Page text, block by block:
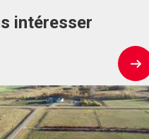
intéresser